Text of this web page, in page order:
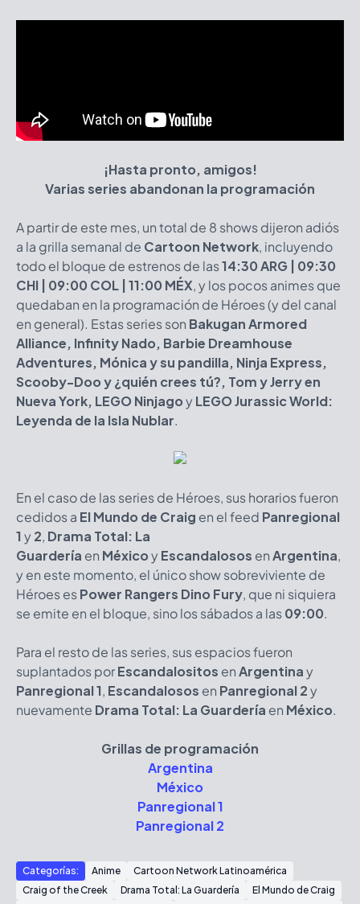
¡Hasta pronto, amigos!
Varias series abandonan la programación
A partir de este mes, un total de 8 shows dijeron adiós
a la grilla semanal de Cartoon Network, incluyendo
todo el bloque de estrenos de las14:30 ARG
09:30
CHI |
09:00 COL | 11:00 MÉX, y los pocos animes que
quedaban en la programación de Héroes (y del canal
en general). Estas series son Bakugan Armored
Alliance, Infinity Nado, Barbie Dreamhouse
Adventures, Mónica y su pandilla, Ninja Express,
Scooby-Doo y ¿quién crees tú?, Tom y Jerry en
Nueva York, LEGO NinjagoyLEGO Jurassic World:
Leyenda de la Isla Nublar.
En el caso de las series de Héroes, sus horarios fueron
cedidos a El Mundo de Craig en el feed Panregional
1y2, Drama Total: La
Guardería en MéxicoyEscandalosos enArgentina,
y en este momento, el único show sobreviviente de
Héroes esPower Rangers Dino Fury, que ni siquiera
se emite en el bloque, sino los sábados a las09:00.
Para el resto de las series, sus espacios fueron
suplantados porEscandalositos enArgentinay
Panregional 1, Escandalosos en Panregional 2y
nuevamente Drama Total: La Guardería en México.
Grillas de programación
Argentina
México
Panregional 1
Panregional 2
Categorías: Anime
Cartoon Network Latinoamérica
Craig of the Creek
Drama Total: La Guardería
El Mundo de Craig